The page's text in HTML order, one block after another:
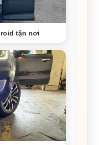
tận nơi